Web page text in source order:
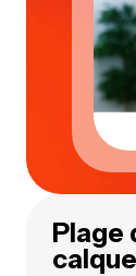
Plage
calque